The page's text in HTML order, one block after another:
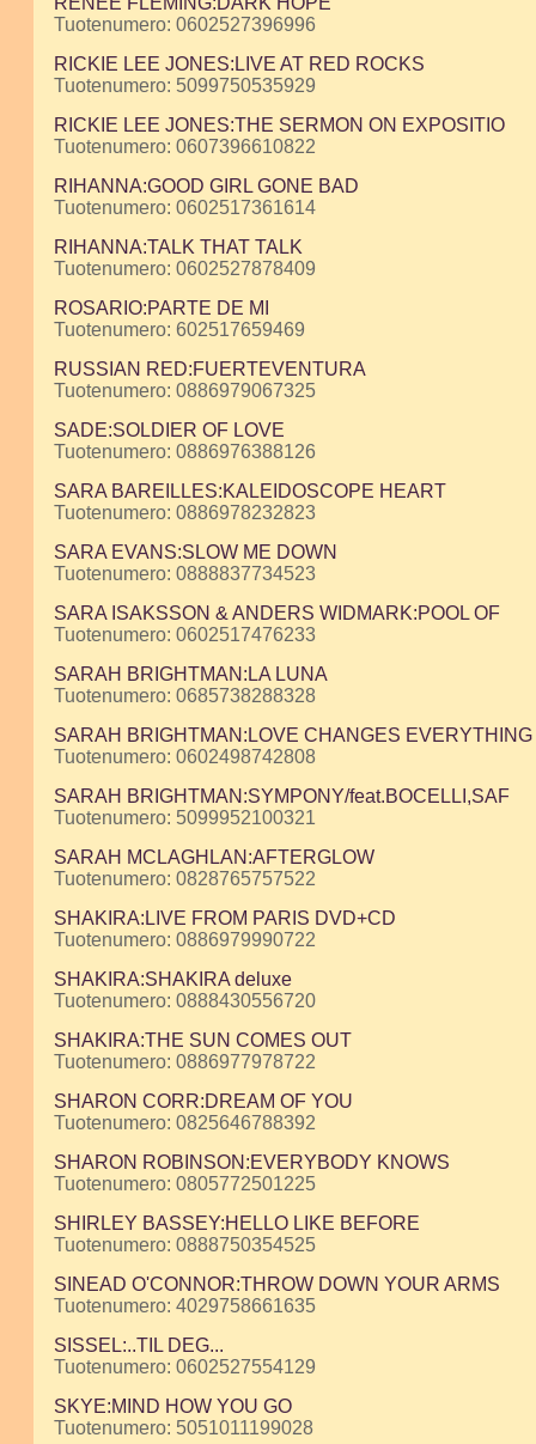
Tuotenumero: 0602527396996
RICKIE LEE JONES:LIVE AT RED ROCKS
Tuotenumero: 5099750535929
RICKIE LEE JONES:THE SERMON ON EXPOSITIO
Tuotenumero: 0607396610822
RIHANNA:GOOD GIRL GONE BAD
Tuotenumero: 0602517361614
RIHANNA:TALK THAT TALK
Tuotenumero: 0602527878409
ROSARIO:PARTE DE MI
Tuotenumero: 602517659469
RUSSIAN RED:FUERTEVENTURA
Tuotenumero: 0886979067325
SADE:SOLDIER OF LOVE
Tuotenumero: 0886976388126
SARA BAREILLES:KALEIDOSCOPE HEART
Tuotenumero: 0886978232823
SARA EVANS:SLOW ME DOWN
Tuotenumero: 0888837734523
SARA ISAKSSON & ANDERS WIDMARK:POOL OF
Tuotenumero: 0602517476233
SARAH BRIGHTMAN:LA LUNA
Tuotenumero: 0685738288328
SARAH BRIGHTMAN:LOVE CHANGES EVERYTHING
Tuotenumero: 0602498742808
SARAH BRIGHTMAN:SYMPONY/feat.BOCELLI,SAF
Tuotenumero: 5099952100321
SARAH MCLAGHLAN:AFTERGLOW
Tuotenumero: 0828765757522
SHAKIRA:LIVE FROM PARIS DVD+CD
Tuotenumero: 0886979990722
SHAKIRA:SHAKIRA deluxe
Tuotenumero: 0888430556720
SHAKIRA:THE SUN COMES OUT
Tuotenumero: 0886977978722
SHARON CORR:DREAM OF YOU
Tuotenumero: 0825646788392
SHARON ROBINSON:EVERYBODY KNOWS
Tuotenumero: 0805772501225
SHIRLEY BASSEY:HELLO LIKE BEFORE
Tuotenumero: 0888750354525
SINEAD O'CONNOR:THROW DOWN YOUR ARMS
Tuotenumero: 4029758661635
SISSEL:..TIL DEG...
Tuotenumero: 0602527554129
SKYE:MIND HOW YOU GO
Tuotenumero: 5051011199028